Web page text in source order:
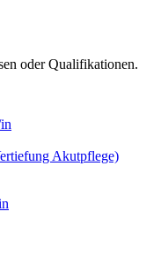
oder Qualifikationen.
Akutpflege)